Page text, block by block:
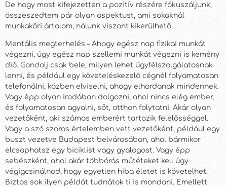
De hogy most kifejezetten a pozitív részére fókuszáljunk,
összeszedtem pár olyan aspektust, ami sokaknál
munkaköri ártalom, nálunk viszont kikerülhető.
Mentális megterhelés – Ahogy egész nap fizikai munkát
végezni, úgy egész nap szellemi munkát végezni is kemény
dió. Gondolj csak bele, milyen lehet ügyfélszolgálatosnak
lenni, és például egy követeléskezelő cégnél folyamatosan
telefonálni, közben elviselni, ahogy elhordanak mindennek.
Vagy épp olyan irodában dolgozni, ahol nincs elég ember,
és folyamatosan agyalni, sőt, otthon folytatni. Akár olyan
vezetőként, aki számos emberért tartozik felelősséggel.
Vagy a szó szoros értelemben vett vezetőként, például egy
buszt vezetve Budapest belvárosában, ahol bármikor
elcsaphatsz egy biciklist vagy gyalogost. Vagy épp
sebészként, ahol akár többórás műtéteket kell úgy
végigcsinálnod, hogy egyetlen hiba életet is követelhet.
Biztos sok ilyen példát tudnátok ti is mondani. Emellett